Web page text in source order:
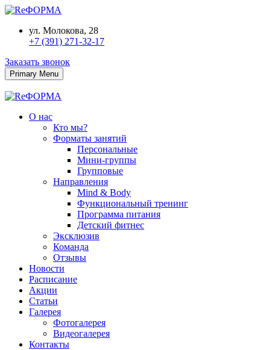
ул. Молокова, 28
+7 (391) 271-32-17
Заказать звонок
Primary Menu
О нас
Кто мы?
Форматы занятий
Персональные
Мини-группы
Групповые
Направления
Mind & Body
Функциональный тренинг
Программа питания
Детский фитнес
Эксклюзив
Команда
Отзывы
Новости
Расписание
Акции
Статьи
Галерея
Фотогалерея
Видеогалерея
Контакты